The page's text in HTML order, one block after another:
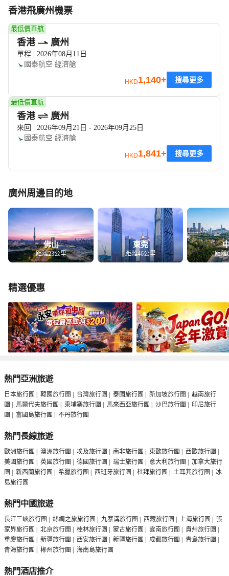
香港飛廣州機票
最低價直航
香港 廣州
單程 | 2026年08月11日
國泰航空 經濟艙
HKD1,140+ 搜尋更多
最低價直航
香港 廣州
來回 | 2026年09月21日 - 2026年09月25日
國泰航空 經濟艙
HKD1,841+ 搜尋更多
廣州周邊目的地
佛山
距離23公里
東莞
距離46公里 距離
精選優惠
熱門亞洲旅遊
日本旅行團 | 韓國旅行團 | 台灣旅行團 | 泰國旅行團 | 新加坡旅行團 | 越南旅行
團 | 馬爾代夫旅行團 | 柬埔寨旅行團 | 馬來西亞旅行團 | 沙巴旅行團 | 印尼旅行
團 | 富國島旅行團 | 不丹旅行團
熱門長線旅遊
歐洲旅行團 | 澳洲旅行團 | 埃及旅行團 | 南非旅行團 | 東歐旅行團 | 西歐旅行團 |
美國旅行團 | 英國旅行團 | 德國旅行團 | 瑞士旅行團 | 意大利旅行團 | 加拿大旅行
團 | 新西蘭旅行團 | 希臘旅行團 | 西班牙旅行團 | 杜拜旅行團 | 土耳其旅行團 | 冰
島旅行團
熱門中國旅遊
長江三峽旅行團 | 絲綢之旅旅行團 | 九寨溝旅行團 | 西藏旅行團 | 上海旅行團 | 張
家界旅行團 | 北京旅行團 | 桂林旅行團 | 蒙古旅行團 | 雲南旅行團 | 貴州旅行團 |
重慶旅行團 | 新疆旅行團 | 西安旅行團 | 新疆旅行團 | 成都旅行團 | 青島旅行團 |
青海旅行團 | 郴州旅行團 | 海南島旅行團
熱門酒店推介